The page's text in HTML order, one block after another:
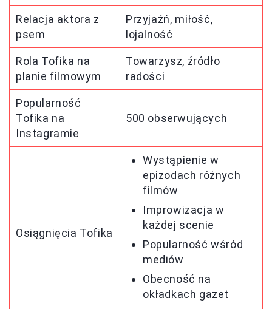
Relacja aktora z
psem
Przyjaźń, miłość,
lojalność
Rola Tofika na
planie filmowym
Towarzysz, źródło
radości
Popularność
Tofika na
Instagramie
500 obserwujących
Osiągnięcia Tofika
Wystąpienie w
epizodach różnych
filmów
Improwizacja w
każdej scenie
Popularność wśród
mediów
Obecność na
okładkach gazet